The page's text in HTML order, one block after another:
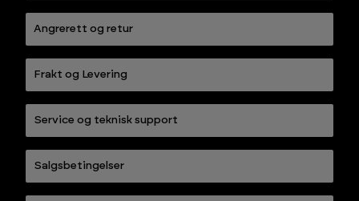
Angrerett og retur
Frakt og Levering
Service og teknisk support
Salgsbetingelser